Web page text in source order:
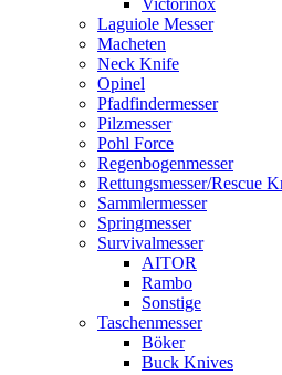
Victorinox
Laguiole Messer
Macheten
Neck Knife
Opinel
Pfadfindermesser
Pilzmesser
Pohl Force
Regenbogenmesser
Rettungsmesser/Rescue
Sammlermesser
Springmesser
Survivalmesser
AITOR
Rambo
Sonstige
Taschenmesser
Böker
Buck Knives